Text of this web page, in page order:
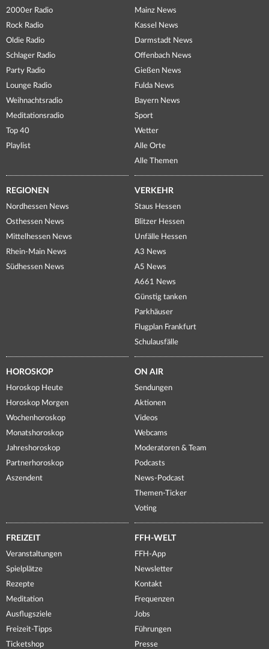
2000er Radio
Rock Radio
Oldie Radio
Schlager Radio
Party Radio
Lounge Radio
Weihnachtsradio
Meditationsradio
Top 40
Playlist
Mainz News
Kassel News
Darmstadt News
Offenbach News
Gießen News
Fulda News
Bayern News
Sport
Wetter
Alle Orte
Alle Themen
REGIONEN
Nordhessen News
Osthessen News
Mittelhessen News
Rhein-Main News
Südhessen News
VERKEHR
Staus Hessen
Blitzer Hessen
Unfälle Hessen
A3 News
A5 News
A661 News
Günstig tanken
Parkhäuser
Flugplan Frankfurt
Schulausfälle
HOROSKOP
Horoskop Heute
Horoskop Morgen
Wochenhoroskop
Monatshoroskop
Jahreshoroskop
Partnerhoroskop
Aszendent
ON AIR
Sendungen
Aktionen
Videos
Webcams
Moderatoren & Team
Podcasts
News-Podcast
Themen-Ticker
Voting
FREIZEIT
Veranstaltungen
Spielplätze
Rezepte
Meditation
Ausflugsziele
Freizeit-Tipps
Ticketshop
FFH-WELT
FFH-App
Newsletter
Kontakt
Frequenzen
Jobs
Führungen
Presse